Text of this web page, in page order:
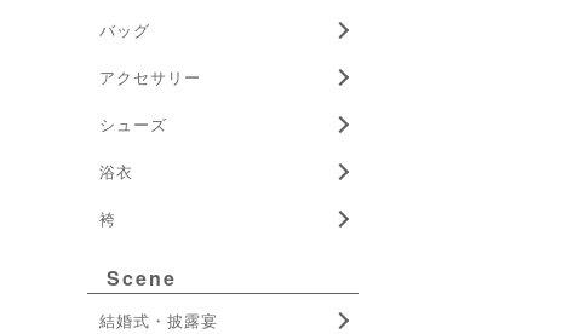
バッグ
アクセサリー
シューズ
浴衣
袴
Scene
結婚式・披露宴